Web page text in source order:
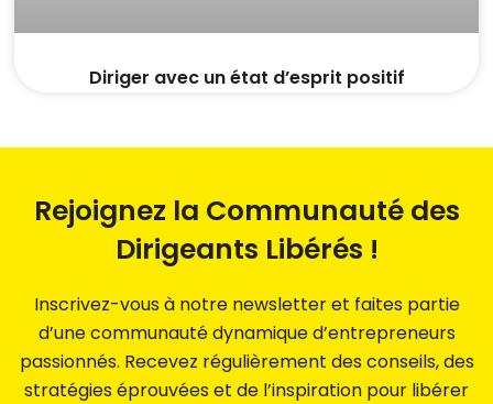
Diriger avec un état d’esprit positif
Rejoignez la Communauté des
Dirigeants Libérés !
Inscrivez-vous à notre newsletter et faites partie
d’une communauté dynamique d’entrepreneurs
passionnés. Recevez régulièrement des conseils, des
stratégies éprouvées et de l’inspiration pour libérer